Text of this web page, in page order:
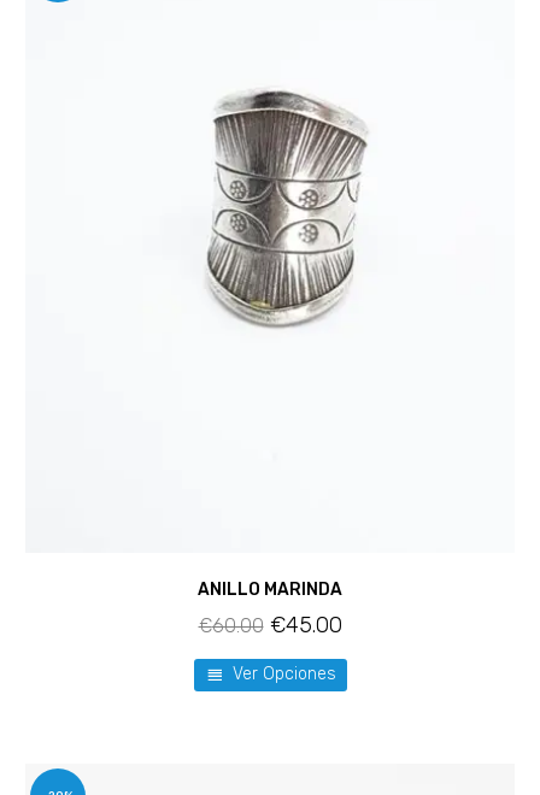
ANILLO MARINDA
€60.00 €45.00
Ver Opciones